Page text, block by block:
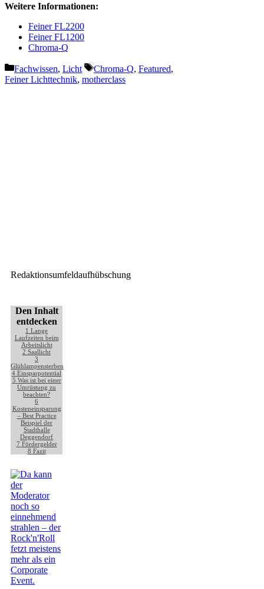
Weitere Informationen:
Feiner FL2200
Feiner FL1200
Chroma-Q
Kategorien
Fachwissen, Licht Schlagwörter
Chroma-Q, Featured,
Feiner Lichttechnik, motherclass
Redaktionsumfeldaufhübschung
Den Inhalt
entdecken
1 Lange
Laufzeiten beim
Arbeitslicht
2 Saallicht
3
Glühlampensterben
4 Einsparpotential
5 Was ist bei einer
Umrüstung zu
beachten?
6
Kosteneinsparung
– Best Practice
Beispiel der
Stadthalle
Deggendorf
7 Fördergelder
8 Fazit